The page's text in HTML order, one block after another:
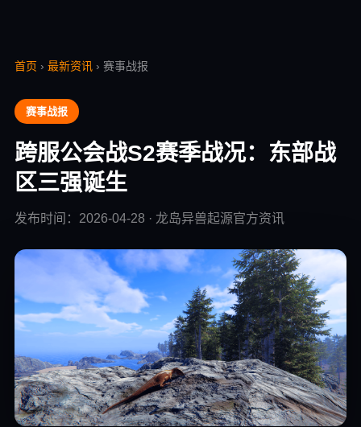
首页 › 最新资讯 › 赛事战报
赛事战报
跨服公会战S2赛季战况：东部战
区三强诞生
发布时间：2026-04-28 · 龙岛异兽起源官方资讯